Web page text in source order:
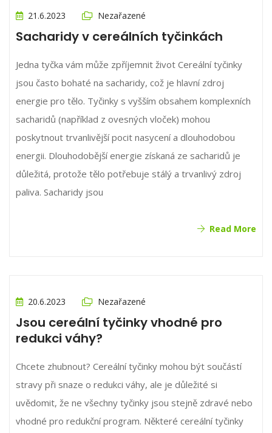
21.6.2023 Nezařazené
Sacharidy v cereálních tyčinkách
Jedna tyčka vám může zpříjemnit život Cereální tyčinky
jsou často bohaté na sacharidy, což je hlavní zdroj
energie pro tělo. Tyčinky s vyšším obsahem komplexních
sacharidů (například z ovesných vloček) mohou
poskytnout trvanlivější pocit nasycení a dlouhodobou
energii. Dlouhodobější energie získaná ze sacharidů je
důležitá, protože tělo potřebuje stálý a trvanlivý zdroj
paliva. Sacharidy jsou
Read More
20.6.2023 Nezařazené
Jsou cereální tyčinky vhodné pro
redukci váhy?
Chcete zhubnout? Cereální tyčinky mohou být součástí
stravy při snaze o redukci váhy, ale je důležité si
uvědomit, že ne všechny tyčinky jsou stejně zdravé nebo
vhodné pro redukční program. Některé cereální tyčinky